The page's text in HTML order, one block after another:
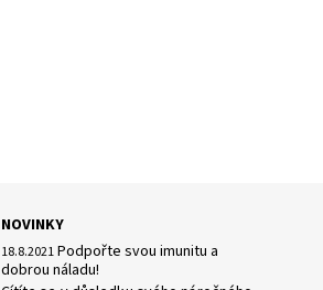
NOVINKY
18.8.2021Podpořte svou imunitu a
dobrou náladu!